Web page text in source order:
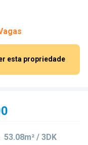
esta propriedade
53.08m² / 3DK